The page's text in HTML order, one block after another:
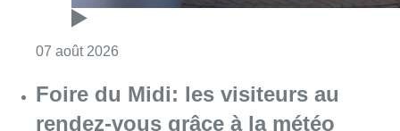
07 août 2026
Foire du Midi: les visiteurs au
rendez-vous grâce à la météo